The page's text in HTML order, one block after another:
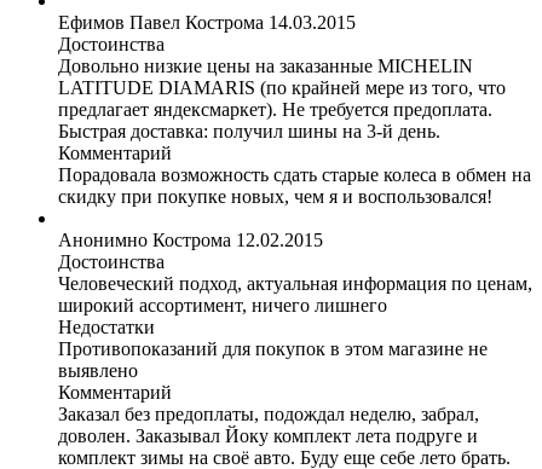
Ефимов Павел Кострома 14.03.2015
Достоинства
Довольно низкие цены на заказанные MICHELIN
LATITUDE DIAMARIS (по крайней мере из того, что
предлагает яндексмаркет). Не требуется предоплата.
Быстрая доставка: получил шины на 3-й день.
Комментарий
Порадовала возможность сдать старые колеса в обмен на
скидку при покупке новых, чем я и воспользовался!
Анонимно Кострома 12.02.2015
Достоинства
Человеческий подход, актуальная информация по ценам,
широкий ассортимент, ничего лишнего
Недостатки
Противопоказаний для покупок в этом магазине не
выявлено
Комментарий
Заказал без предоплаты, подождал неделю, забрал,
доволен. Заказывал Йоку комплект лета подруге и
комплект зимы на своё авто. Буду еще себе лето брать.